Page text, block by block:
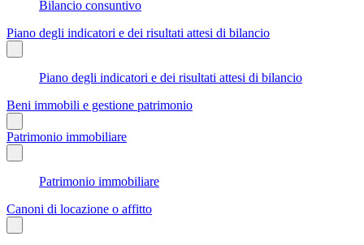
Bilancio consuntivo
Piano degli indicatori e dei risultati attesi di bilancio
Piano degli indicatori e dei risultati attesi di bilancio
Beni immobili e gestione patrimonio
Patrimonio immobiliare
Patrimonio immobiliare
Canoni di locazione o affitto